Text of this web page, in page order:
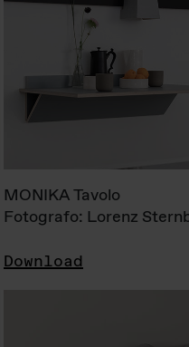
MONIKA Tavolo
Fotografo: Lorenz
Download